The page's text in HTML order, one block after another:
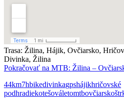
Trasa: Žilina, Hájik, Ovčiarsko,
Divinka, Žilina
Pokračovať na MTB: Žilina –
44km7hbikedivinkagpshájikhričovské
podhradiekotešováletomtbovčiarsko